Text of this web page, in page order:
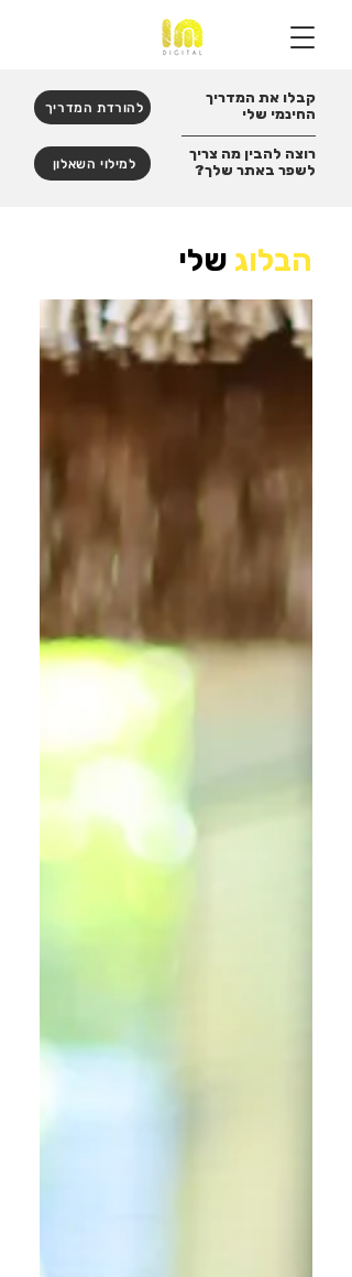
קבלו את המדריך
החינמי שלי
להורדת המדריך
רוצה להבין מה צריך
לשפר באתר שלך?
למילוי השאלון
הבלוג שלי